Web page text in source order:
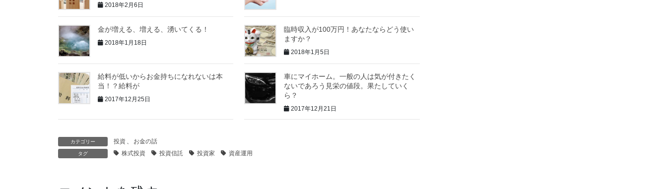
2018年2月6日
金が増える、増える、湧いてくる！
2018年1月18日
臨時収入が100万円！あなたならどう使い
ますか？
2018年1月5日
給料が低いからお金持ちになれないは本
当！？給料が
2017年12月25日
車にマイホーム。一般の人は気が付きたく
ないであろう見栄の値段。果たしていく
ら？
2017年12月21日
カテゴリー 投資 、 お金の話
タグ 株式投資 投資信託 投資家 資産運用